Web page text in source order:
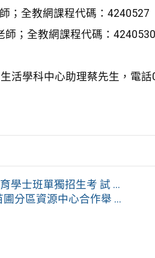
；全教網課程代碼：4240527
；全教網課程代碼：4240530
活學科中心助理蔡先生，電
學士班單獨招生考 試 ...
分區資源中心合作舉 ...